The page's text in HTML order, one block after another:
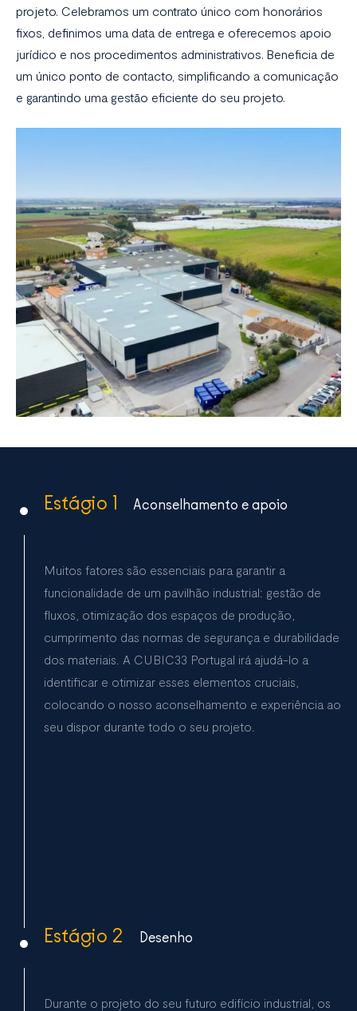
projeto. Celebramos um contrato único com honorários
fixos, definimos uma data de entrega e oferecemos apoio
jurídico e nos procedimentos administrativos. Beneficia de
um único ponto de contacto, simplificando a comunicação
e garantindo uma gestão eficiente do seu projeto.
Estágio 1 Aconselhamento e apoio
Muitos fatores são essenciais para garantir a
funcionalidade de um pavilhão industrial: gestão de
fluxos, otimização dos espaços de produção,
cumprimento das normas de segurança e durabilidade
dos materiais. A CUBIC33 Portugal irá ajudá-lo a
identificar e otimizar esses elementos cruciais,
colocando o nosso aconselhamento e experiência ao
seu dispor durante todo o seu projeto.
Estágio 2 Desenho
Durante o projeto do seu futuro edifício industrial, os